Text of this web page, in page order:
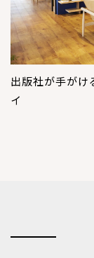
出版社が手がけ
イ